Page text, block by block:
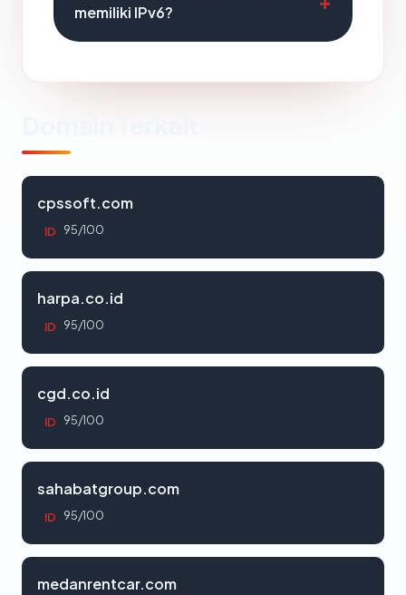
memiliki IPv6?
cpssoft.com
ID 95/100
harpa.co.id
ID 95/100
cgd.co.id
ID 95/100
sahabatgroup.com
ID 95/100
medanrentcar.com